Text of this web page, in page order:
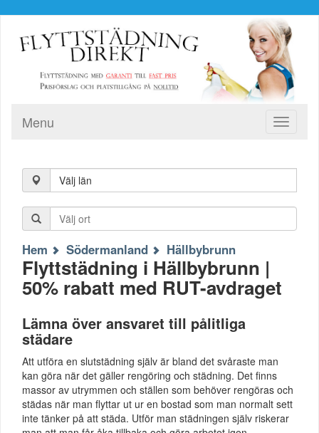
Toggle
Menu
Välj län
Hem Södermanland Hällbybrunn
Flyttstädning i Hällbybrunn |
50% rabatt med RUT-avdraget
Lämna över ansvaret till pålitliga
städare
Att utföra en slutstädning själv är bland det svåraste man
kan göra när det gäller rengöring och städning. Det finns
massor av utrymmen och ställen som behöver rengöras och
städas när man flyttar ut ur en bostad som man normalt sett
inte tänker på att städa. Utför man städningen själv riskerar